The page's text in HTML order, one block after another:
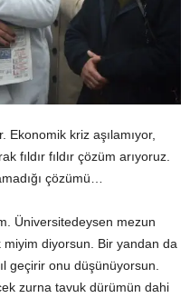
Ekonomik kriz aşılamıyor,
fıldır fıldır çözüm arıyoruz.
çözümü…
Üniversitedeysen mezun
diyorsun. Bir yandan da
geçirir onu düşünüyorsun.
zurna tavuk dürümün dahi